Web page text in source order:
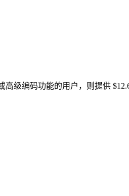
级编码功能的用户，则提供